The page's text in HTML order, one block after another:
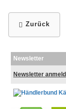
Zurück
Newsletter
Newsletter